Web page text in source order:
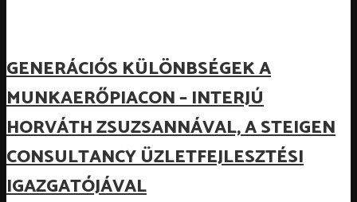
GENERÁCIÓS KÜLÖNBSÉGEK A
MUNKAERŐPIACON – INTERJÚ
HORVÁTH ZSUZSANNÁVAL, A STEIGEN
CONSULTANCY ÜZLETFEJLESZTÉSI
IGAZGATÓJÁVAL